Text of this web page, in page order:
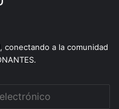
conectando a la comunidad